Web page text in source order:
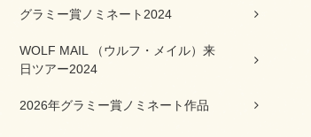
グラミー賞ノミネート2024
WOLF MAIL （ウルフ・メイル）来
日ツアー2024
2026年グラミー賞ノミネート作品